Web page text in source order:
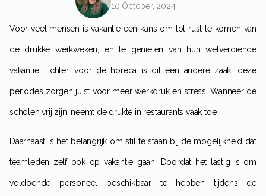
10 October, 2024
Voor veel mensen is vakantie een kans om tot rust te komen van
de drukke werkweken, en te genieten van hun welverdiende
vakantie. Echter, voor de horeca is dit een andere zaak: deze
periodes zorgen juist voor meer werkdruk en stress. Wanneer de
scholen vrij zijn, neemt de drukte in restaurants vaak toe.
Daarnaast is het belangrijk om stil te staan bij de mogelijkheid dat
teamleden zelf ook op vakantie gaan. Doordat het lastig is om
voldoende personeel beschikbaar te hebben tijdens de